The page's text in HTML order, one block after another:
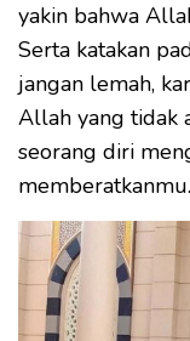
yakin bahwa
Serta katakan
jangan lemah,
Allah yang tidak
seorang diri
memberatkanmu.